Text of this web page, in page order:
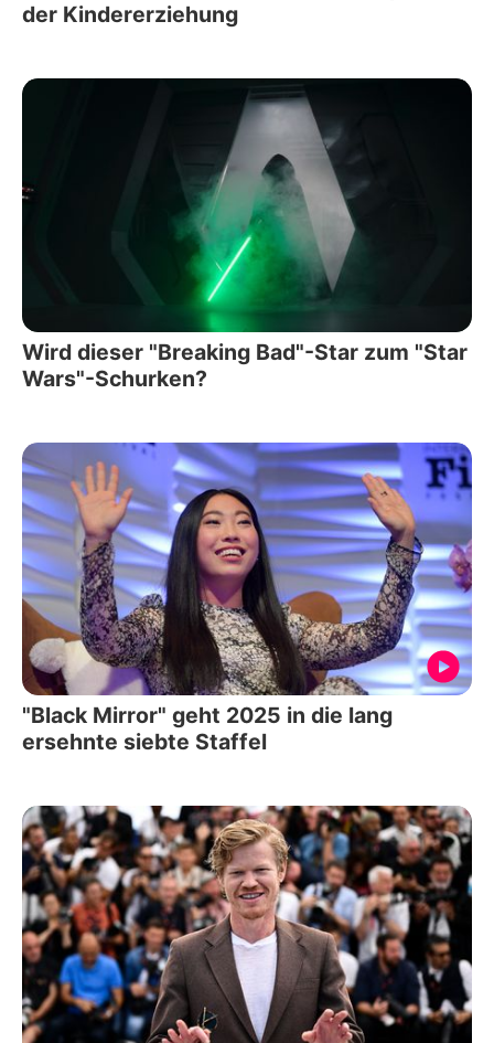
der Kindererziehung
Wird dieser "Breaking Bad"-Star zum "Star
Wars"-Schurken?
"Black Mirror" geht 2025 in die lang
ersehnte siebte Staffel